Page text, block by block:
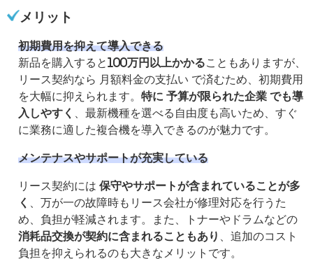
メリット
初期費用を抑えて導入できる
新品を購入すると100万円以上かかる こともありますが、
リース契約なら 月額料金の支払い で済むため、初期費用
を大幅に抑えられます。 特に 予算が限られた企業 でも導
入しやすく
、最新機種を選べる自由度も高いため、すぐ
に業務に適した複合機を導入できるのが魅力です。
メンテナスやサポートが充実している
リース契約には 保守やサポートが含まれていることが多
く
、万が一の故障時もリース会社が修理対応を行うた
め、負担が軽減されます。また、トナーやドラムなどの
消耗品交換が契約に含まれることもあり
、追加のコスト
負担を抑えられるのも大きなメリットです。